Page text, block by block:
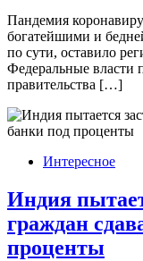
Пандемия
богатейшими и
по сути, оставило
Федеральные власти
правительства […]
Интересное
Индия
граждан
проценты